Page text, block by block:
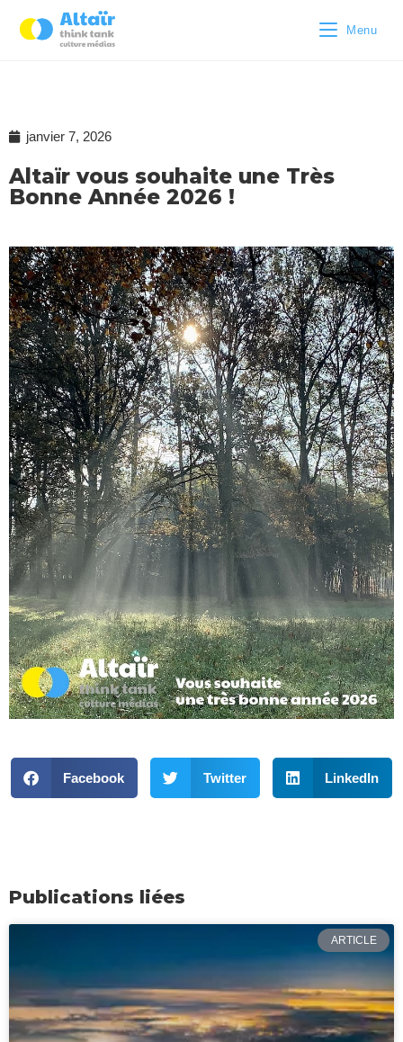
Menu
janvier 7, 2026
Altaïr vous souhaite une Très
Bonne Année 2026 !
Facebook Twitter LinkedIn
Publications liées
ARTICLE